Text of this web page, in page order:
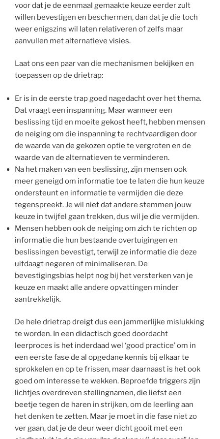
voor dat je de eenmaal gemaakte keuze eerder zult
willen bevestigen en beschermen, dan dat je die toch
weer enigszins wil laten relativeren of zelfs maar
aanvullen met alternatieve visies.
Laat ons een paar van die mechanismen bekijken en
toepassen op de drietrap:
Er is in de eerste trap goed nagedacht over het thema.
Dat vraagt een inspanning. Maar wanneer een
beslissing tijd en moeite gekost heeft, hebben mensen
de neiging om die inspanning te rechtvaardigen door
de waarde van de gekozen optie te vergroten en de
waarde van de alternatieven te verminderen.
Na het maken van een beslissing, zijn mensen ook
meer geneigd om informatie toe te laten die hun keuze
ondersteunt en informatie te vermijden die deze
tegenspreekt. Je wil niet dat andere stemmen jouw
keuze in twijfel gaan trekken, dus wil je die vermijden.
Mensen hebben ook de neiging om zich te richten op
informatie die hun bestaande overtuigingen en
beslissingen bevestigt, terwijl ze informatie die deze
uitdaagt negeren of minimaliseren. De
bevestigingsbias helpt nog bij het versterken van je
keuze en maakt alle andere opvattingen minder
aantrekkelijk.
De hele drietrap dreigt dus een jammerlijke mislukking
te worden. In een didactisch goed doordacht
leerproces is het inderdaad wel ‘good practice’ om in
een eerste fase de al opgedane kennis bij elkaar te
sprokkelen en op te frissen, maar daarnaast is het ook
goed om interesse te wekken. Beproefde triggers zijn
lichtjes overdreven stellingnamen, die liefst een
beetje tegen de haren in strijken, om de leerling aan
het denken te zetten. Maar je moet in die fase niet zo
ver gaan, dat je de deur weer dicht gooit met een